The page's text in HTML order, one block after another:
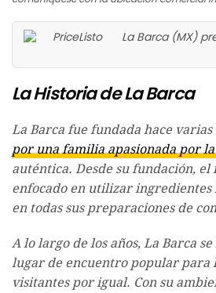
La Barca (MX)
La Historia de La Barca
La Barca fue fundada hace varias
por una familia apasionada por
auténtica. Desde su fundación, el
enfocado en utilizar ingredientes
en todas sus preparaciones de
A lo largo de los años, La Barca
lugar de encuentro popular para
visitantes por igual. Con su